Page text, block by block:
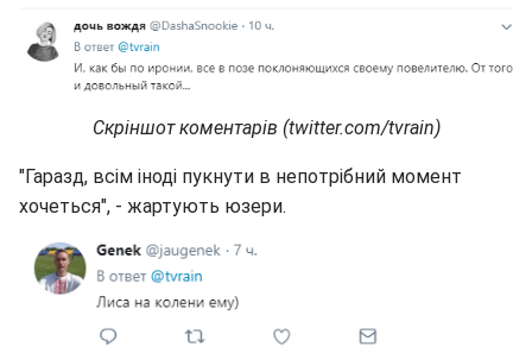
Скріншот коментарів (twitter.com/tvrain)
"Гаразд, всім іноді пукнути в непотрібний момент
хочеться", - жартують юзери.